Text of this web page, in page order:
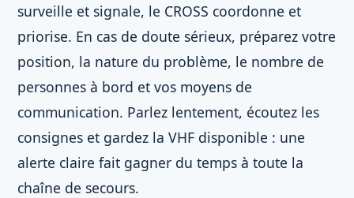
surveille et signale, le CROSS coordonne et
priorise. En cas de doute sérieux, préparez votre
position, la nature du problème, le nombre de
personnes à bord et vos moyens de
communication. Parlez lentement, écoutez les
consignes et gardez la VHF disponible : une
alerte claire fait gagner du temps à toute la
chaîne de secours.